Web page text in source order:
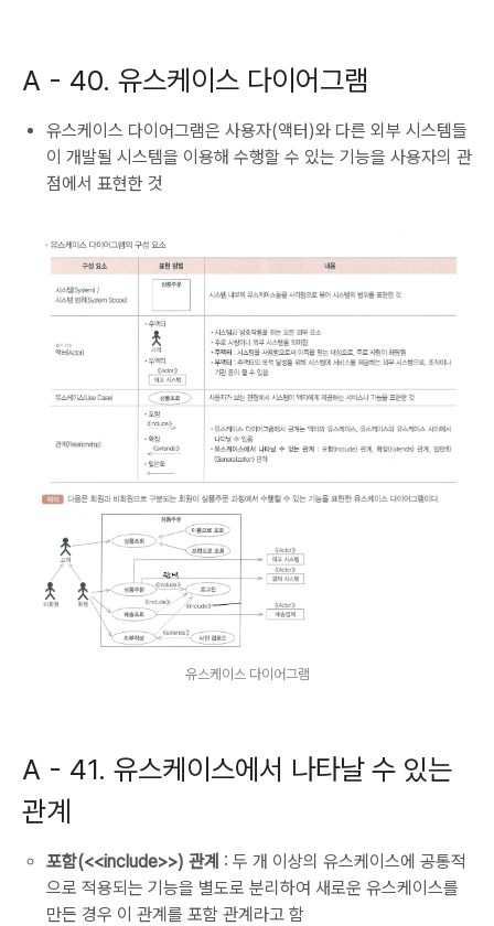
A - 40. 유스케이스 다이어그램
유스케이스 다이어그램은 사용자(액터)와 다른 외부 시스템들
이 개발될 시스템을 이용해 수행할 수 있는 기능을 사용자의 관
점에서 표현한 것
유스케이스 다이어그램
A - 41. 유스케이스에서 나타날 수 있는
관계
포함(<<include>>) 관계 : 두 개 이상의 유스케이스에 공통적
으로 적용되는 기능을 별도로 분리하여 새로운 유스케이스를
만든 경우 이 관계를 포함 관계라고 함